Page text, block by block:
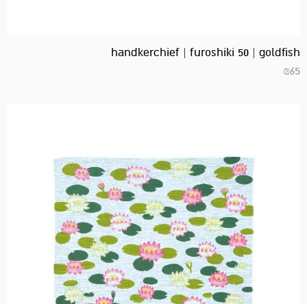
handkerchief | furoshiki 50 | goldfish
₪65